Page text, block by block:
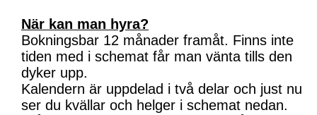
När kan man hyra?
Bokningsbar 12 månader framåt. Finns inte
tiden med i schemat får man vänta tills den
dyker upp.
Kalendern är uppdelad i två delar och just nu
ser du kvällar och helger i schemat nedan.